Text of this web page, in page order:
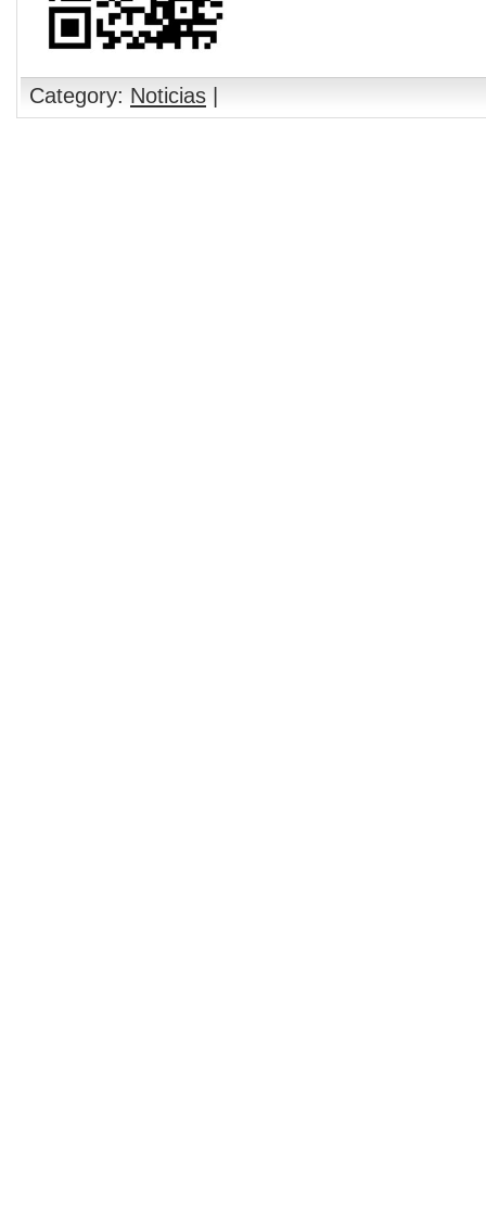
Category: Noticias